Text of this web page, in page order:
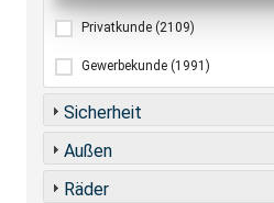
Privatkunde (2109)
Gewerbekunde (1991)
Sicherheit
Außen
Räder